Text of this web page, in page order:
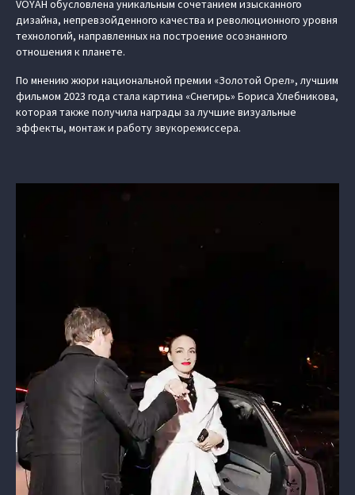
VOYAH обусловлена уникальным сочетанием изысканного
дизайна, непревзойденного качества и революционного уровня
технологий, направленных на построение осознанного
отношения к планете.
По мнению жюри национальной премии «Золотой Орел», лучшим
фильмом 2023 года стала картина «Снегирь» Бориса Хлебникова,
которая также получила награды за лучшие визуальные
эффекты, монтаж и работу звукорежиссера.